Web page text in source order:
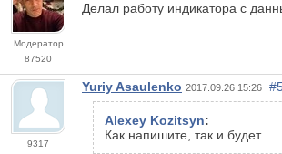
Модератор
87520
Делал работу индикатора с
9317
Yuriy Asaulenko 2017.09.26 15:26
Alexey Kozitsyn:
Как напишите, так и будет.